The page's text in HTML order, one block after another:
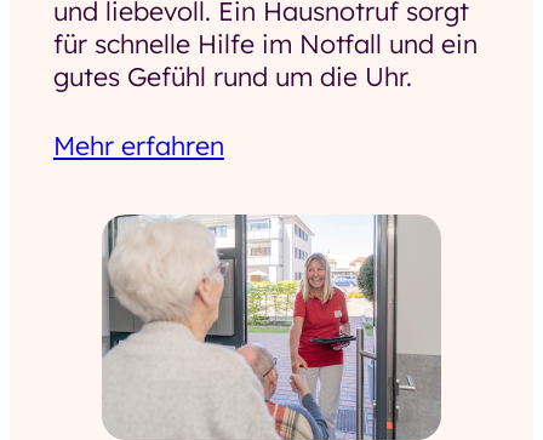
und liebevoll. Ein Hausnotruf sorgt
für schnelle Hilfe im Notfall und ein
gutes Gefühl rund um die Uhr.
Mehr erfahren